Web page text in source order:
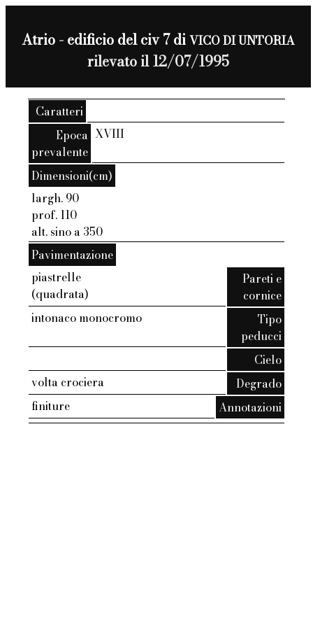
Atrio - edificio del civ 7 diVICO DI UNTORIA
rilevato il 12/07/1995
Caratteri
Epoca
prevalente
XVIII
Dimensioni(cm)
largh. 90
prof. 110
alt. sino a 350
Pavimentazione
piastrelle
(quadrata)
Pareti e
cornice
intonaco monocromo
Tipo
peducci
Cielo
volta crociera
Degrado
finiture
Annotazioni